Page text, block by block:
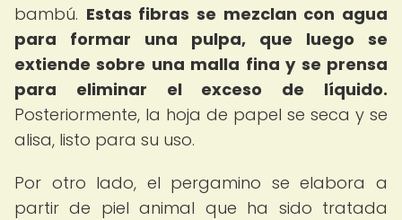
bambú. Estas fibras se mezclan con agua
para formar una pulpa, que luego se
extiende sobre una malla fina y se prensa
para eliminar el exceso de líquido.
Posteriormente, la hoja de papel se seca y se
alisa, listo para su uso.
Por otro lado, el pergamino se elabora a
partir de piel animal que ha sido tratada